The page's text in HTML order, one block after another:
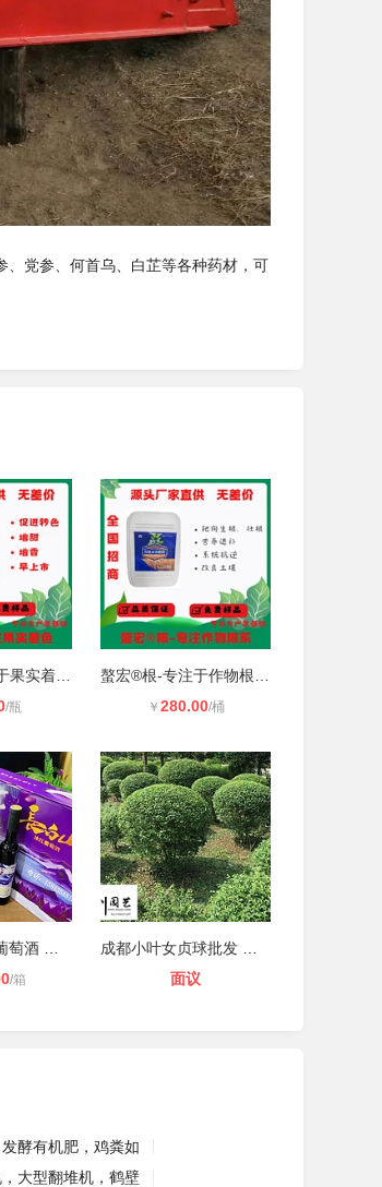
党参、何首乌、白芷等各种药材，可
/瓶 ￥ 280.00/桶
/箱
面议
酵有机肥，鸡粪如
大型翻堆机，鹤壁